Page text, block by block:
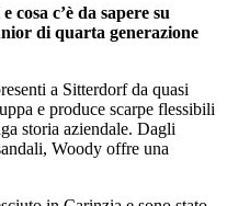
cosa c’è da sapere su
di quarta generazione
a Sitterdorf da quasi
e produce scarpe flessibili
storia aziendale. Dagli
Woody offre una